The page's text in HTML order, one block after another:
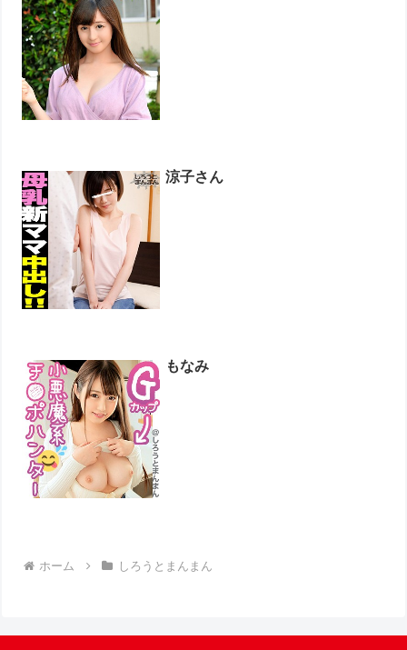
涼子さん
もなみ
ホーム しろうとまんまん